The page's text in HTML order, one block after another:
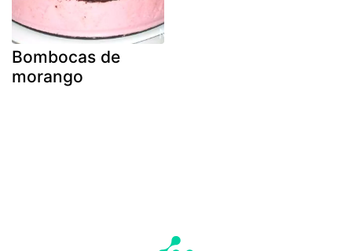
Bombocas de
morango